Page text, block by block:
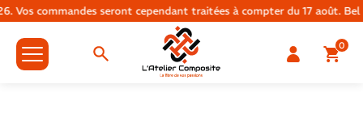
seront cependant traitées à compter du 17 août. Bel été à
0
Accueil